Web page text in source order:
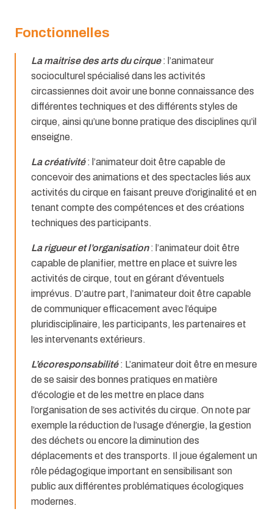
Fonctionnelles
La maitrise des arts du cirque: l’animateur
socioculturel spécialisé dans les activités
circassiennes doit avoir une bonne connaissance des
différentes techniques et des différents styles de
cirque, ainsi qu’une bonne pratique des disciplines qu’il
enseigne.
La créativité: l’animateur doit être capable de
concevoir des animations et des spectacles liés aux
activités du cirque en faisant preuve d’originalité et en
tenant compte des compétences et des créations
techniques des participants.
La rigueur et l’organisation: l’animateur doit être
capable de planifier, mettre en place et suivre les
activités de cirque, tout en gérant d’éventuels
imprévus. D’autre part, l’animateur doit être capable
de communiquer efficacement avec l’équipe
pluridisciplinaire, les participants, les partenaires et
les intervenants extérieurs.
L’écoresponsabilité: L’animateur doit être en mesure
de se saisir des bonnes pratiques en matière
d’écologie et de les mettre en place dans
l’organisation de ses activités du cirque. On note par
exemple la réduction de l’usage d’énergie, la gestion
des déchets ou encore la diminution des
déplacements et des transports. Il joue également un
rôle pédagogique important en sensibilisant son
public aux différentes problématiques écologiques
modernes.